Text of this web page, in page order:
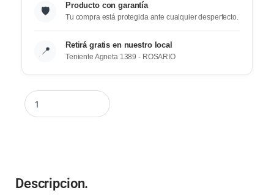
🛡️ Producto con garantía
Tu compra está protegida ante cualquier desperfecto.
📍 Retirá gratis en nuestro local
Teniente Agneta 1389 - ROSARIO
Descripcion.